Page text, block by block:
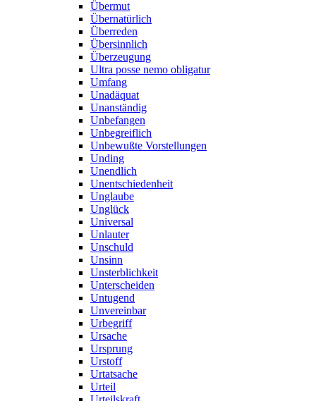
Übermut
Übernatürlich
Überreden
Übersinnlich
Überzeugung
Ultra posse nemo obligatur
Umfang
Unadäquat
Unanständig
Unbefangen
Unbegreiflich
Unbewußte Vorstellungen
Unding
Unendlich
Unentschiedenheit
Unglaube
Unglück
Universal
Unlauter
Unschuld
Unsinn
Unsterblichkeit
Unterscheiden
Untugend
Unvereinbar
Urbegriff
Ursache
Ursprung
Urstoff
Urtatsache
Urteil